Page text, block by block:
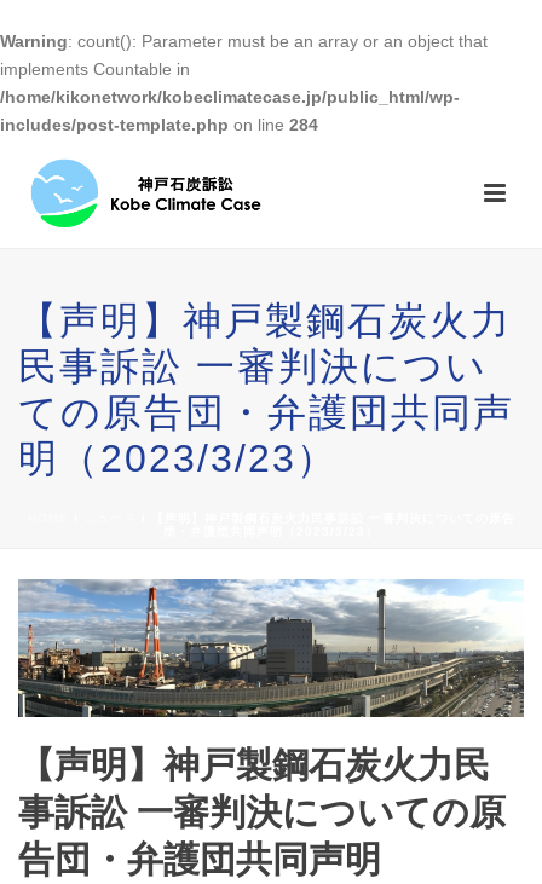
Warning: count(): Parameter must be an array or an object that
implements Countable in
/home/kikonetwork/kobeclimatecase.jp/public_html/wp-
includes/post-template.php on line 284
【声明】神戸製鋼石炭火力
民事訴訟 一審判決につい
ての原告団・弁護団共同声
明（2023/3/23）
【声明】神戸製鋼石炭火力民
事訴訟 一審判決についての原
告団・弁護団共同声明